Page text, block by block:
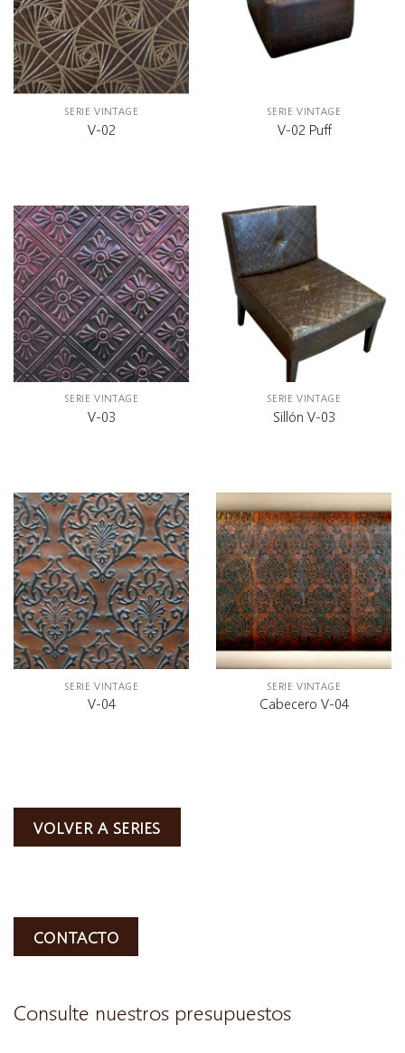
SERIE VINTAGE
V-02
SERIE VINTAGE
V-02 Puff
SERIE VINTAGE
V-03
SERIE VINTAGE
Sillón V-03
SERIE VINTAGE
V-04
SERIE VINTAGE
Cabecero V-04
VOLVER A SERIES
CONTACTO
Consulte nuestros presupuestos